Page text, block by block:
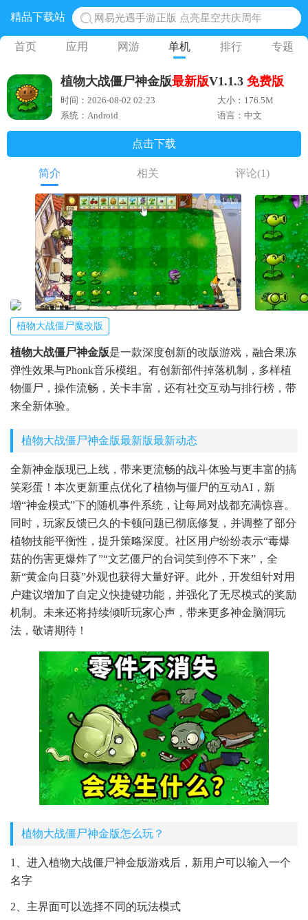
精品下载站
网易光遇手游正版 点亮星空共庆周年
黎明觉醒生机腾讯正版 黎明觉醒生机国际服
蛋仔派对下载 蛋仔派对体验服
奥特曼王者传奇 正版奥特曼游戏
地铁跑酷体验服国际服 地铁跑酷体验服版本
首页 应用 网游 单机 排行 专题
植物大战僵尸神金版最新版V1.1.3 免费版
时间：2026-08-02 02:23
大小：176.5M
系统：Android
语言：中文
点击下载
简介 相关 评论(1)
植物大战僵尸魔改版
植物大战僵尸神金版是一款深度创新的改版游戏，融合果冻
弹性效果与Phonk音乐模组。有创新部件掉落机制，多样植
物僵尸，操作流畅，关卡丰富，还有社交互动与排行榜，带
来全新体验。
植物大战僵尸神金版最新版最新动态
全新神金版现已上线，带来更流畅的战斗体验与更丰富的搞
笑彩蛋！本次更新重点优化了植物与僵尸的互动AI，新
增“神金模式”下的随机事件系统，让每局对战都充满惊喜。
同时，玩家反馈已久的卡顿问题已彻底修复，并调整了部分
植物技能平衡性，提升策略深度。社区用户纷纷表示“毒爆
菇的伤害更爆炸了”“文艺僵尸的台词笑到停不下来”，全
新“黄金向日葵”外观也获得大量好评。此外，开发组针对用
户建议增加了自定义快捷键功能，并强化了无尽模式的奖励
机制。未来还将持续倾听玩家心声，带来更多神金脑洞玩
法，敬请期待！
植物大战僵尸神金版怎么玩？
1、进入植物大战僵尸神金版游戏后，新用户可以输入一个
名字
2、主界面可以选择不同的玩法模式